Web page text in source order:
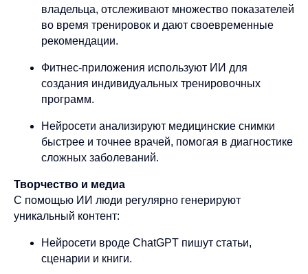
владельца, отслеживают множество показателей
во время тренировок и дают своевременные
рекомендации.
Фитнес-приложения используют ИИ для
создания индивидуальных тренировочных
программ.
Нейросети анализируют медицинские снимки
быстрее и точнее врачей, помогая в диагностике
сложных заболеваний.
Творчество и медиа
С помощью ИИ люди регулярно генерируют
уникальный контент:
Нейросети вроде ChatGPT пишут статьи,
сценарии и книги.